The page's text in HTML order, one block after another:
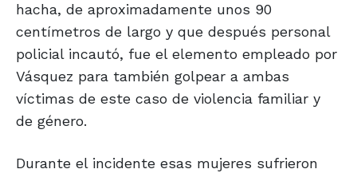
hacha, de aproximadamente unos 90
centímetros de largo y que después personal
policial incautó, fue el elemento empleado por
Vásquez para también golpear a ambas
víctimas de este caso de violencia familiar y
de género.
Durante el incidente esas mujeres sufrieron